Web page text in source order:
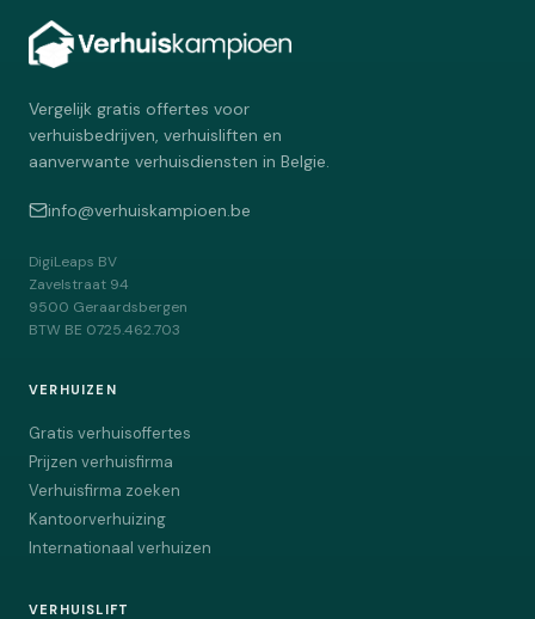
gehouden en aan de familie overhandigd.
Vergelijk gratis offertes voor
verhuisbedrijven, verhuisliften en
aanverwante verhuisdiensten in Belgie.
info@verhuiskampioen.be
DigiLeaps BV
Zavelstraat 94
9500 Geraardsbergen
BTW BE 0725.462.703
VERHUIZEN
Gratis verhuisoffertes
Prijzen verhuisfirma
Verhuisfirma zoeken
Kantoorverhuizing
Internationaal verhuizen
VERHUISLIFT